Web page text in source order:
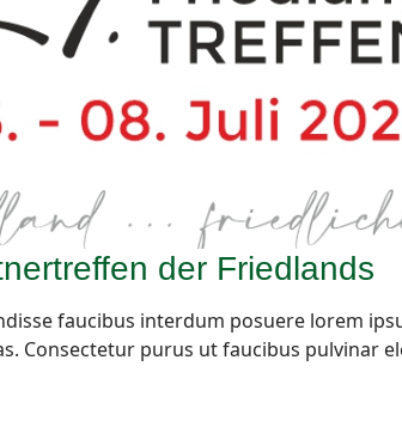
der Friedlands
faucibus interdum posuere lorem
Consectetur purus ut faucibus pulvinar